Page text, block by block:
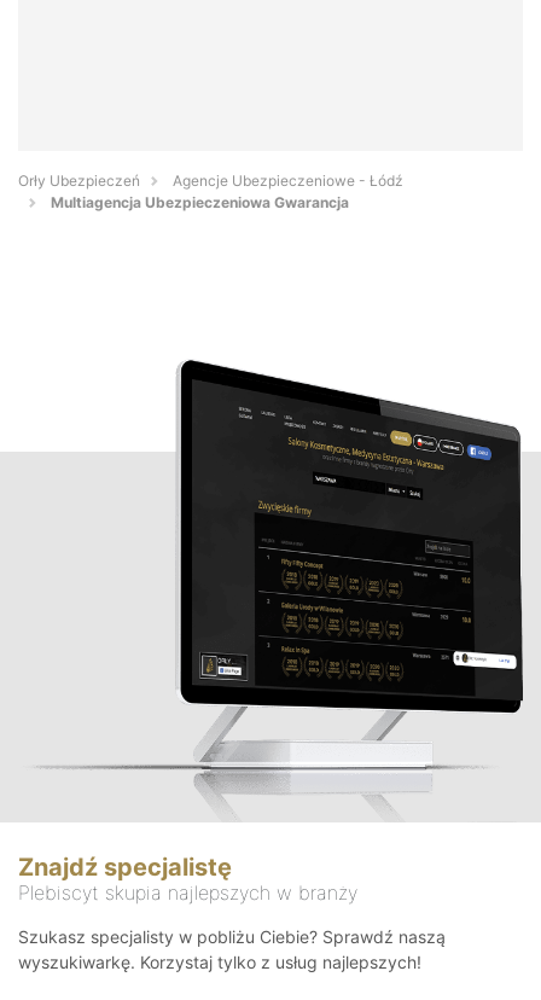
Orły Ubezpieczeń
Agencje Ubezpieczeniowe - Łódź
Multiagencja Ubezpieczeniowa Gwarancja
Znajdź specjalistę
Plebiscyt skupia najlepszych w branży
Szukasz specjalisty w pobliżu Ciebie? Sprawdź naszą
wyszukiwarkę. Korzystaj tylko z usług najlepszych!